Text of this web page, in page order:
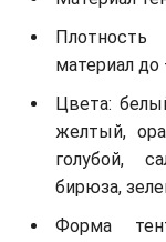
материал до
Цвета:
желтый,
голубой,
бирюза,
Форма